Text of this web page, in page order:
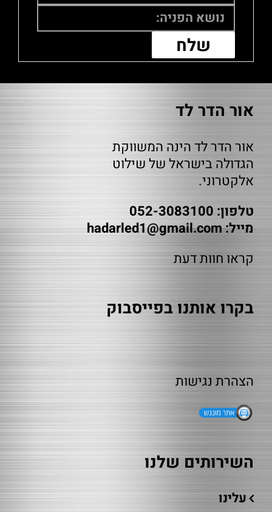
אור הדר לד
אור הדר לד הינה המשווקת
הגדולה בישראל של שילוט
אלקטרוני.
טלפון: 052-3083100
מייל:hadarled1@gmail.com
קראו חוות דעת
בקרו אותנו בפייסבוק
הצהרת נגישות
השירותים שלנו
עלינו